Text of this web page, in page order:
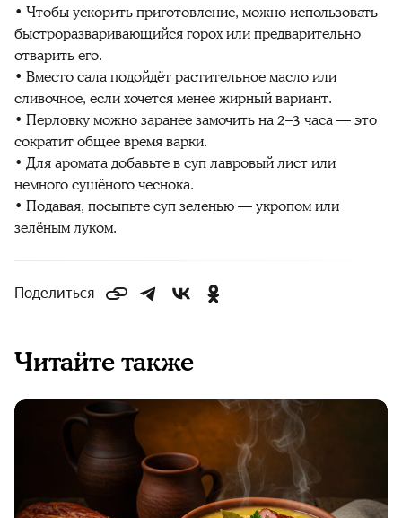
• Чтобы ускорить приготовление, можно использовать
быстроразваривающийся горох или предварительно
отварить его.
• Вместо сала подойдёт растительное масло или
сливочное, если хочется менее жирный вариант.
• Перловку можно заранее замочить на 2–3 часа — это
сократит общее время варки.
• Для аромата добавьте в суп лавровый лист или
немного сушёного чеснока.
• Подавая, посыпьте суп зеленью — укропом или
зелёным луком.
Поделиться
Читайте также